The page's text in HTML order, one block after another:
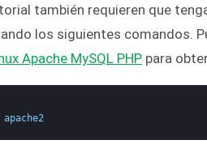
también requieren que
los siguientes comandos.
Apache MySQL PHP para
apache2